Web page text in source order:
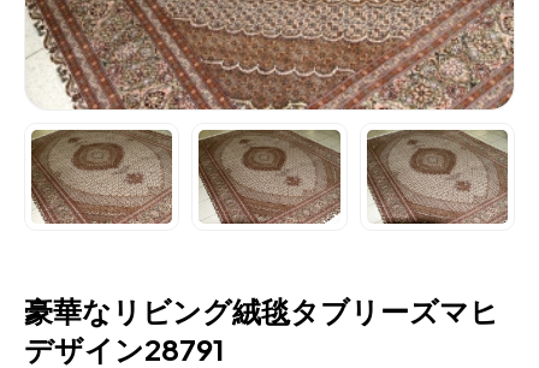
豪華なリビング絨毯タブリーズマヒ
デザイン28791